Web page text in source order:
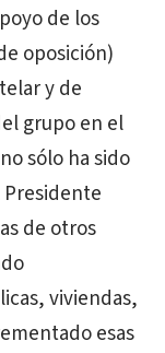
de los
oposición)
y de
grupo en el
sólo ha sido
de otros
viviendas,
esas